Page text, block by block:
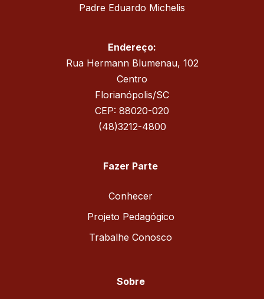
Padre Eduardo Michelis
Endereço:
Rua Hermann Blumenau, 102
Centro
Florianópolis/SC
CEP: 88020-020
(48)3212-4800
Fazer Parte
Conhecer
Projeto Pedagógico
Trabalhe Conosco
Sobre